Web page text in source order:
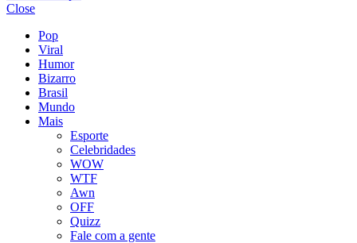
Close
Pop
Viral
Humor
Bizarro
Brasil
Mundo
Mais
Esporte
Celebridades
WOW
WTF
Awn
OFF
Quizz
Fale com a gente